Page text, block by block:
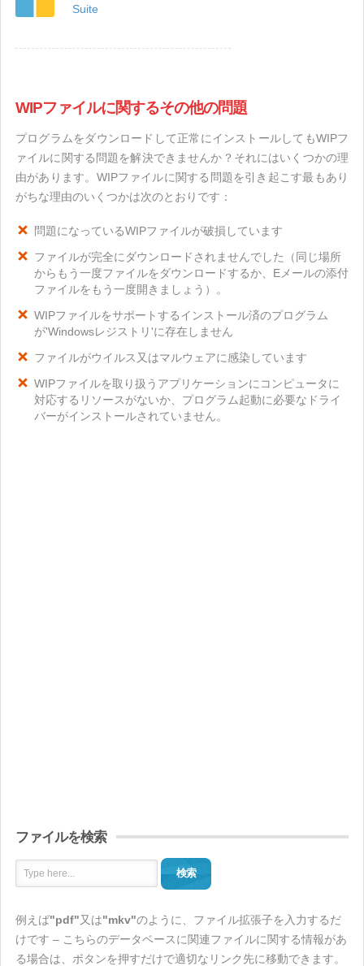
Suite
WIPファイルに関するその他の問題
プログラムをダウンロードして正常にインストールしてもWIPフ
ァイルに関する問題を解決できませんか？それにはいくつかの理
由があります。WIPファイルに関する問題を引き起こす最もあり
がちな理由のいくつかは次のとおりです：
問題になっているWIPファイルが破損しています
ファイルが完全にダウンロードされませんでした（同じ場所
からもう一度ファイルをダウンロードするか、Eメールの添付
ファイルをもう一度開きましょう）。
WIPファイルをサポートするインストール済のプログラム
が'Windowsレジストリ'に存在しません
ファイルがウイルス又はマルウェアに感染しています
WIPファイルを取り扱うアプリケーションにコンピュータに
対応するリソースがないか、プログラム起動に必要なドライ
バーがインストールされていません。
ファイルを検索
検索
例えば"pdf"又は"mkv"のように、ファイル拡張子を入力するだ
けです – こちらのデータベースに関連ファイルに関する情報があ
る場合は、ボタンを押すだけで適切なリンク先に移動できます。